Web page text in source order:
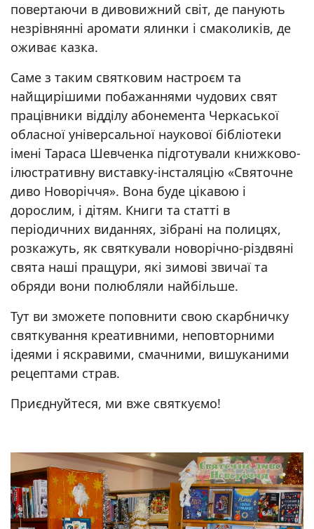
повертаючи в дивовижний світ, де панують
незрівнянні аромати ялинки і смаколиків, де
оживає казка.
Саме з таким святковим настроєм та
найщирішими побажаннями чудових свят
працівники відділу абонемента Черкаської
обласної універсальної наукової бібліотеки
імені Тараса Шевченка підготували книжково-
ілюстративну виставку-інсталяцію «Святочне
диво Новоріччя». Вона буде цікавою і
дорослим, і дітям. Книги та статті в
періодичних виданнях, зібрані на полицях,
розкажуть, як святкували новорічно-різдвяні
свята наші пращури, які зимові звичаї та
обряди вони полюбляли найбільше.
Тут ви зможете поповнити свою скарбничку
святкування креативними, неповторними
ідеями і яскравими, смачними, вишуканими
рецептами страв.
Приєднуйтеся, ми вже святкуємо!